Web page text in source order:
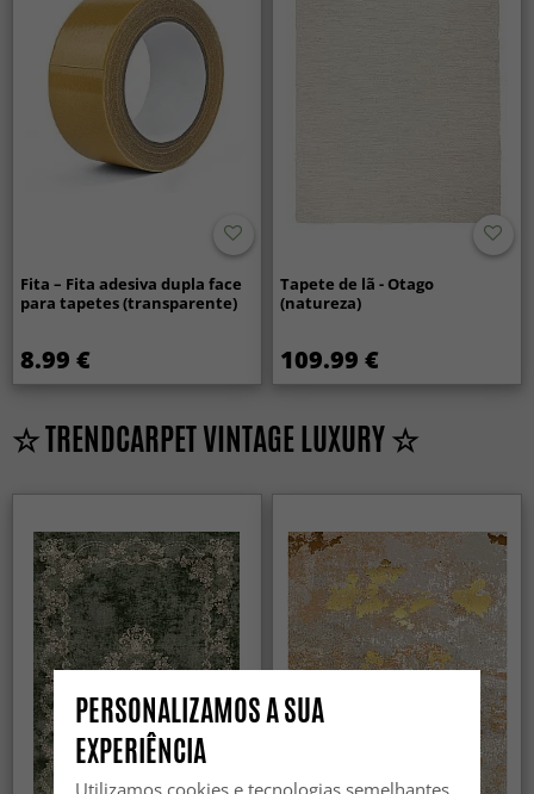
Fita – Fita adesiva dupla face
para tapetes (transparente)
8.99 €
Tapete de lã - Otago
(natureza)
109.99 €
☆ TRENDCARPET VINTAGE LUXURY ☆
PERSONALIZAMOS A SUA
EXPERIÊNCIA